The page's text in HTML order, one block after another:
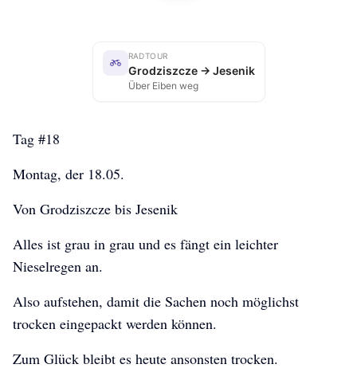
RADTOUR
Grodziszcze → Jesenik
Über Eiben weg
Tag #18
Montag, der 18.05.
Von Grodziszcze bis Jesenik
Alles ist grau in grau und es fängt ein leichter
Nieselregen an.
Also aufstehen, damit die Sachen noch möglichst
trocken eingepackt werden können.
Zum Glück bleibt es heute ansonsten trocken.